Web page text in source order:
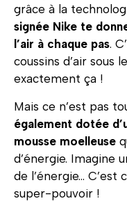
grâce à la
signée Nike te
l’air à chaque pas.
coussins d’air sous
exactement ça !
Mais ce n’est pas
également dotée
mousse moelleuse
d’énergie. Imagine
de l’énergie…
super-pouvoir !